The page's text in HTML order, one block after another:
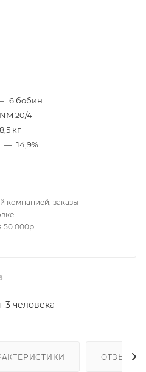
6 бобин
NM 20/4
8,5 кг
— 14,9%
компанией, заказы
50 000р.
3 человека
ОТЗЫВЫ